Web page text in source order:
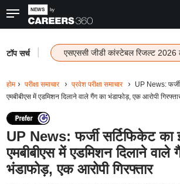
टॉप सर्च एसएससी जीडी कांस्टेबल रिजल्ट 2026
होम परीक्षा समाचार प्रवेश परीक्षा समाचार
UP News:
एमबीबीएस में एडमिशन दिलाने वाले गैंग का भंडाफोड़, एक आरोपी
UP News: फर्जी सर्टिफिकेट का
एमबीबीएस में एडमिशन दिलाने वाले
भंडाफोड़, एक आरोपी गिरफ्तार